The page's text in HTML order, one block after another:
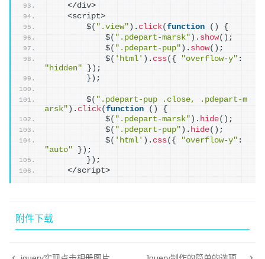
    </div>
    <script>
        $
( ".view" ) . click( function ( )
{
            $
( ".pdepart-marsk" ) . show( ) ;
            $
( ".pdepart-pup" ) . show( ) ;
            $
( 'html' ) . css( { "overflow-y"
"hidden"
} ) ;
} ) ;
        $
( ".pdepart-pup .close, .pdepart-m
arsk" ) . click( function ( )
{
            $
( ".pdepart-marsk" ) . hide( ) ;
            $
( ".pdepart-pup" ) . hide( ) ;
            $
( 'html' ) . css( { "overflow-y"
"auto"
} ) ;
} ) ;
    </script>
附件下载